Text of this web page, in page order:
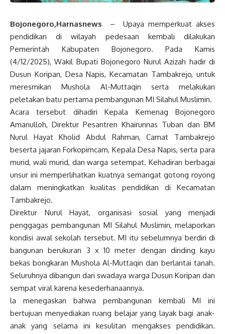
Bojonegoro,Harnasnews
– Upaya memperkuat akses
pendidikan di wilayah pedesaan kembali dilakukan
Pemerintah Kabupaten Bojonegoro. Pada Kamis
(4/12/2025), Wakil Bupati Bojonegoro Nurul Azizah hadir di
Dusun Koripan, Desa Napis, Kecamatan Tambakrejo, untuk
meresmikan Mushola Al-Muttaqin serta melakukan
peletakan batu pertama pembangunan MI Silahul Muslimin.
Acara tersebut dihadiri Kepala Kemenag Bojonegoro
Amanulloh, Direktur Pesantren Khairunnas Tuban dan BM
Nurul Hayat Kholid Abdul Rahman, Camat Tambakrejo
beserta jajaran Forkopimcam, Kepala Desa Napis, serta para
murid, wali murid, dan warga setempat. Kehadiran berbagai
unsur ini memperlihatkan kuatnya semangat gotong royong
dalam meningkatkan kualitas pendidikan di Kecamatan
Tambakrejo.
Direktur Nurul Hayat, organisasi sosial yang menjadi
penggagas pembangunan MI Silahul Muslimin, melaporkan
kondisi awal sekolah tersebut. MI itu sebelumnya berdiri di
bangunan berukuran 3 x 10 meter dengan dinding kayu
bekas bongkaran Mushola Al-Muttaqin dan berlantai tanah.
Seluruhnya dibangun dari swadaya warga Dusun Koripan dan
sempat viral karena kesederhanaannya.
la menegaskan bahwa pembangunan kembali MI ini
bertujuan menyediakan ruang belajar yang layak bagi anak-
anak yang selama ini kesulitan mengakses pendidikan.